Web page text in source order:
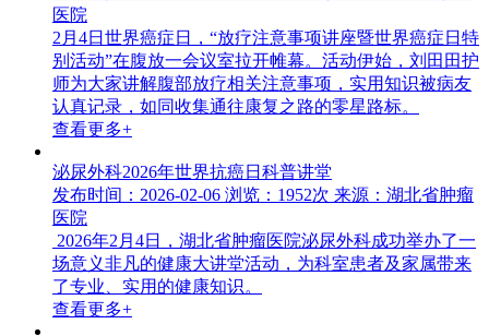
医院
2月4日世界癌症日，“放疗注意事项讲座暨世界癌症日特
别活动”在腹放一会议室拉开帷幕。活动伊始，刘田田护
师为大家讲解腹部放疗相关注意事项，实用知识被病友
认真记录，如同收集通往康复之路的零星路标。
查看更多+
泌尿外科2026年世界抗癌日科普讲堂
发布时间：2026-02-06 浏览：1952次 来源：湖北省肿瘤
医院
2026年2月4日，湖北省肿瘤医院泌尿外科成功举办了一
场意义非凡的健康大讲堂活动，为科室患者及家属带来
了专业、实用的健康知识。
查看更多+